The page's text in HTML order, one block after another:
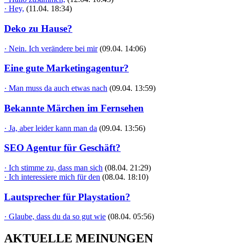
· Hey, (11.04. 18:34)
Deko zu Hause?
· Nein. Ich verändere bei mir (09.04. 14:06)
Eine gute Marketingagentur?
· Man muss da auch etwas nach (09.04. 13:59)
Bekannte Märchen im Fernsehen
· Ja, aber leider kann man da (09.04. 13:56)
SEO Agentur für Geschäft?
· Ich stimme zu, dass man sich (08.04. 21:29)
· Ich interessiere mich für den (08.04. 18:10)
Lautsprecher für Playstation?
· Glaube, dass du da so gut wie (08.04. 05:56)
AKTUELLE MEINUNGEN